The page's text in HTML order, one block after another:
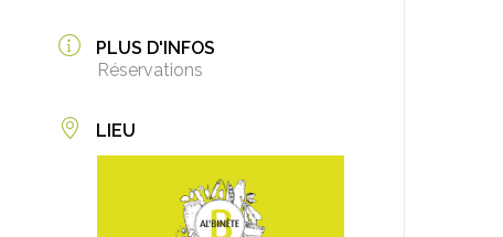
PLUS D'INFOS
Réservations
LIEU